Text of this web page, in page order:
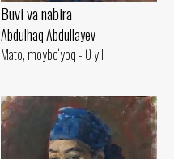
Buvi va nabira
Abdulhaq Abdullayev
Mato, moybo‘yoq - 0 yil